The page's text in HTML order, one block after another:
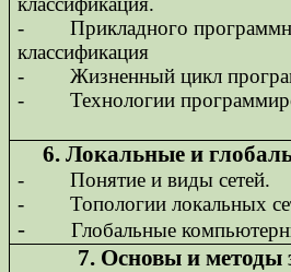
-
Прикладного
классификация
-
Жизненный цикл
-
Технологии
6. Локальные и
-
Понятие и виды сетей.
-
Топологии локальных
- Глобальные
7. Основы и